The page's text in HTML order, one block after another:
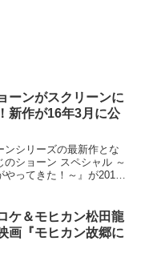
ーンがスクリーンに
新作が16年3月に公
ンシリーズの最新作とな
のショーン スペシャル ～
ってきた！～』が2016
！！ある日、ショーンは
...
ケ＆モヒカン松田龍
画『モヒカン故郷に